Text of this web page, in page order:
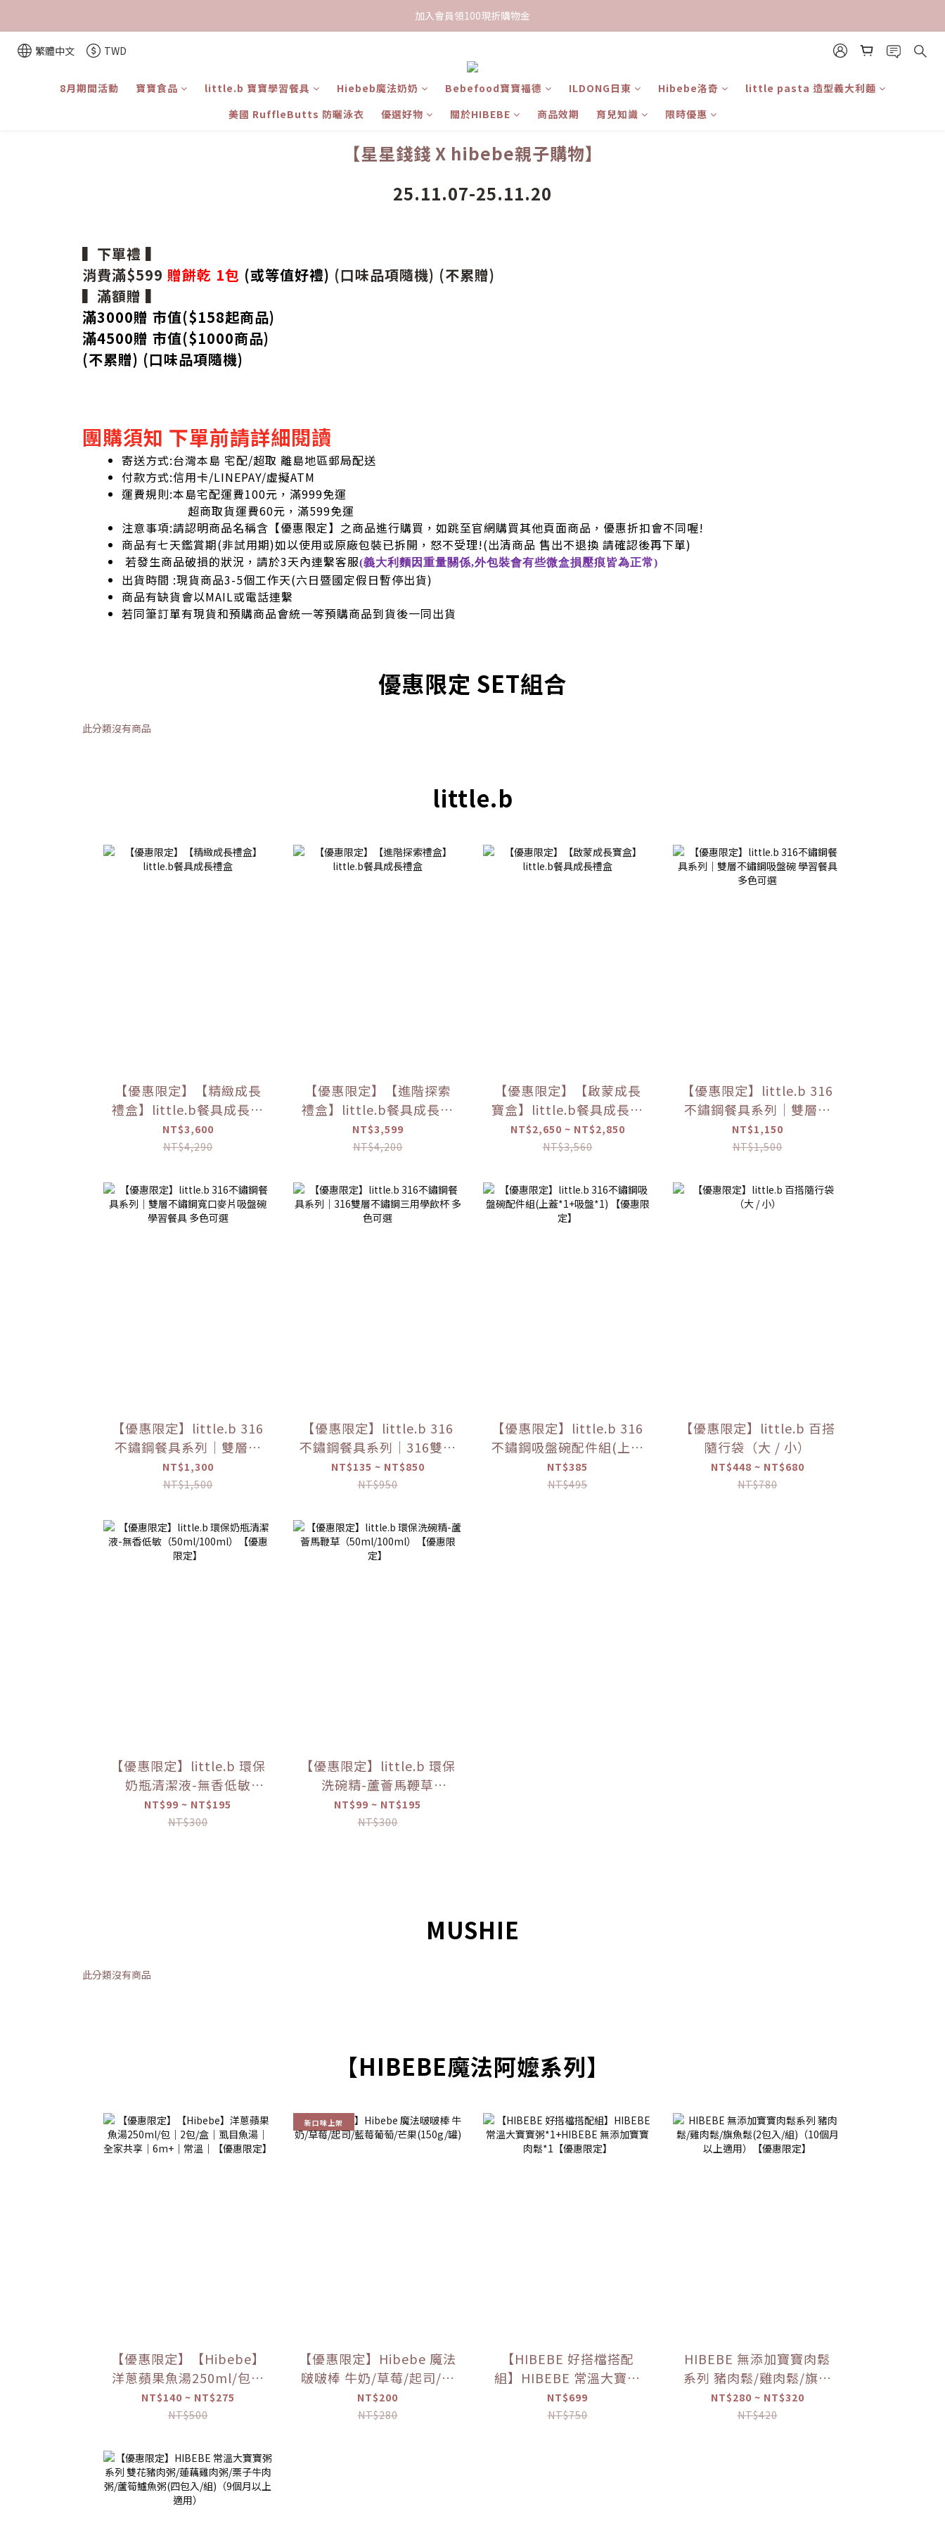
限時下單送餅乾乙包，滿$999免運
加入會員領100現折購物金
繁體中文 TWD
8月期間活動 寶寶食品 little.b 寶寶學習餐具 Hiebeb魔法奶奶 Bebefood寶寶福德 ILDONG日東 Hibebe洛奇
little pasta 造型義大利麵
美國 RuffleButts 防曬泳衣
優選好物 關於HIBEBE 商品效期 育兒知識 限時優惠
【星星錢錢 X hibebe親子購物】
25.11.07-25.11.20
▍下單禮 ▍
消費滿$599 贈餅乾 1包 (或等值好禮) (口味品項隨機) (不累贈)
▍滿額贈 ▍
滿3000贈 市值($158起商品)
滿4500贈 市值($1000商品)
(不累贈) (口味品項隨機)
團購須知 下單前請詳細閱讀
寄送方式:台灣本島 宅配/超取 離島地區郵局配送
付款方式:信用卡/LINEPAY/虛擬ATM
運費規則:本島宅配運費100元，滿999免運
超商取貨運費60元，滿599免運
注意事項:請認明商品名稱含【優惠限定】之商品進行購買，如跳至官網購買其他頁面商品，優惠折扣會不同喔!
商品有七天鑑賞期(非試用期)如以使用或原廠包裝已拆開，怒不受理!(出清商品 售出不退換 請確認後再下單)
若發生商品破損的狀況，請於3天內連繫客服(義大利麵因重量關係,外包裝會有些微盒損壓痕皆為正常)
出貨時間 :現貨商品3-5個工作天(六日暨國定假日暫停出貨)
商品有缺貨會以MAIL或電話連繫
若同筆訂單有現貨和預購商品會統一等預購商品到貨後一同出貨
優惠限定 SET組合
此分類沒有商品
little.b
【優惠限定】【精緻成長
禮盒】little.b餐具成長禮
盒
NT$3,600
NT$4,290
【優惠限定】【進階探索
禮盒】little.b餐具成長禮
盒
NT$3,599
NT$4,200
【優惠限定】【啟蒙成長
寶盒】little.b餐具成長禮
盒
NT$2,650 ~ NT$2,850
NT$3,560
【優惠限定】little.b 316
不鏽鋼餐具系列｜雙層不
鏽鋼吸盤碗 學習餐具 多色
可選
NT$1,150
NT$1,500
【優惠限定】little.b 316
不鏽鋼餐具系列｜雙層不
鏽鋼寬口麥片吸盤碗 學習
餐具 多色可選
NT$1,300
NT$1,500
【優惠限定】little.b 316
不鏽鋼餐具系列｜316雙層
不鏽鋼三用學飲杯 多色可
選
NT$135 ~ NT$850
NT$950
【優惠限定】little.b 316
不鏽鋼吸盤碗配件組(上蓋
*1+吸盤*1) 【優惠限定】
NT$385
NT$495
【優惠限定】little.b 百搭
隨行袋（大 / 小）
NT$448 ~ NT$680
NT$780
【優惠限定】little.b 環保
奶瓶清潔液-無香低敏
（50ml/100ml）【優惠
限定】
NT$99 ~ NT$195
NT$300
【優惠限定】little.b 環保
洗碗精-蘆薈馬鞭草
（50ml/100ml）【優惠
限定】
NT$99 ~ NT$195
NT$300
MUSHIE
此分類沒有商品
【HIBEBE魔法阿嬤系列】
【優惠限定】【Hibebe】
洋蔥蘋果魚湯250ml/包｜
2包/盒｜虱目魚湯｜全家
共享｜6m+｜常溫｜【優
NT$140 ~ NT$275
NT$500
新口味上架
【優惠限定】Hibebe 魔法
啵啵棒 牛奶/草莓/起司/藍
莓葡萄/芒果(150g/罐)
NT$200
NT$280
【HIBEBE 好搭檔搭配
組】HIBEBE 常溫大寶寶
粥*1+HIBEBE 無添加寶寶
肉鬆*1【優惠限定】
NT$699
NT$750
HIBEBE 無添加寶寶肉鬆
系列 豬肉鬆/雞肉鬆/旗魚
鬆(2包入/組)（10個月以
上適用）【優惠限定】
NT$280 ~ NT$320
NT$420